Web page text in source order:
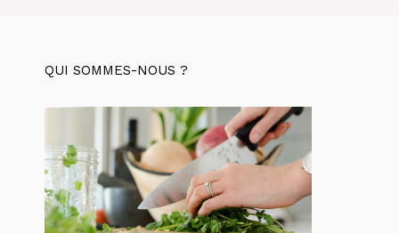
QUI SOMMES-NOUS ?